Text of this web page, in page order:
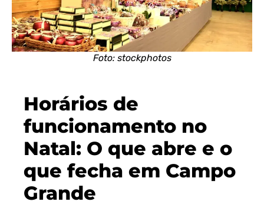
Foto: stockphotos
Horários de
funcionamento no
Natal: O que abre e o
que fecha em Campo
Grande